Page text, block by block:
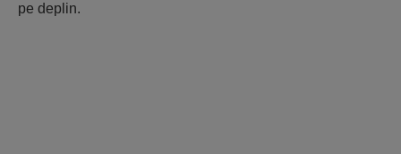
pe deplin.